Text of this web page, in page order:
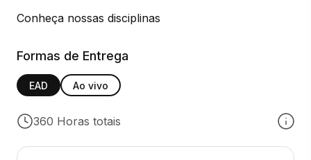
Conheça nossas disciplinas
Formas de Entrega
EAD Ao vivo
360 Horas totais